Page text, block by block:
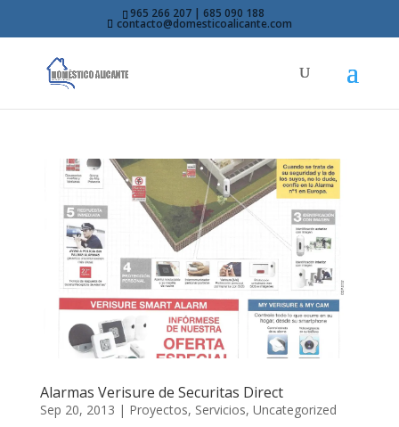
965 266 207 | 685 090 188
contacto@domesticoalicante.com
Alarmas Verisure de Securitas Direct
Sep 20, 2013 | Proyectos, Servicios, Uncategorized